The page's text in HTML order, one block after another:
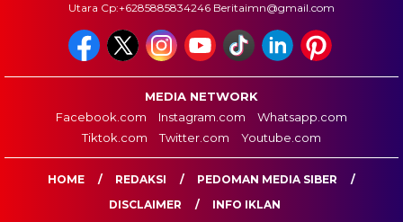
Utara Cp:+6285885834246 Beritaimn@gmail.com
MEDIA NETWORK
Facebook.com
Instagram.com
Whatsapp.com
Tiktok.com
Twitter.com Youtube.com
HOME REDAKSI
PEDOMAN MEDIA SIBER
DISCLAIMER
INFO IKLAN